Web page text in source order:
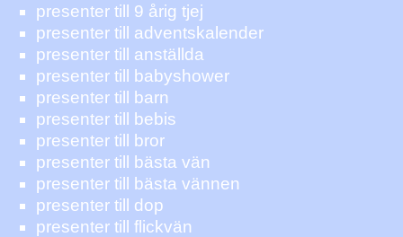
presenter till 9 årig tjej
presenter till adventskalender
presenter till anställda
presenter till babyshower
presenter till barn
presenter till bebis
presenter till bror
presenter till bästa vän
presenter till bästa vännen
presenter till dop
presenter till flickvän